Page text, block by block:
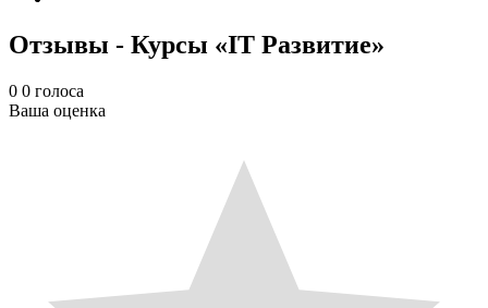
Отзывы - Курсы «IT Развитие»
0 0 голоса
Ваша оценка